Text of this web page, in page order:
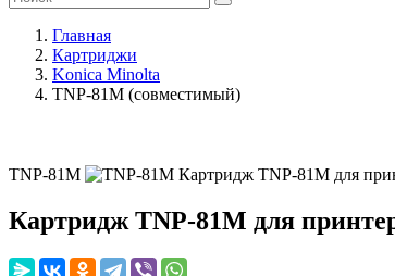
Главная
Картриджи
Konica Minolta
TNP-81M (совместимый)
TNP-81M Картридж TNP-81M для
Картридж TNP-81M для